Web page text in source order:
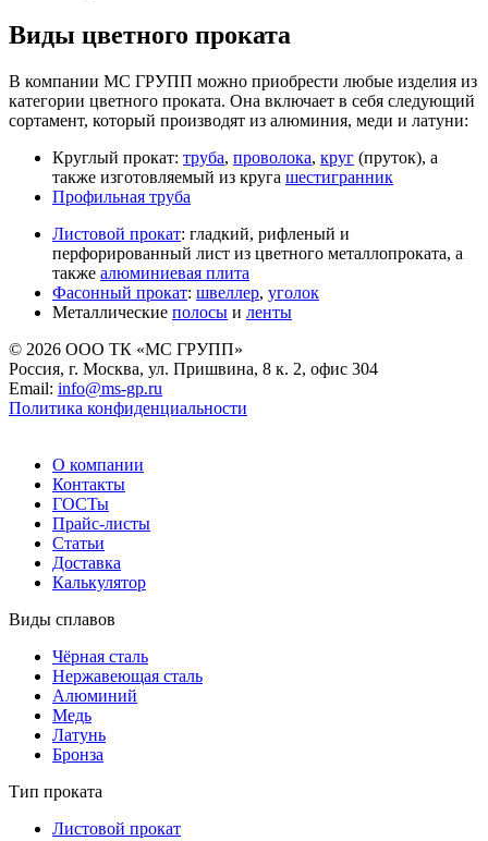
Виды цветного проката
В компании МС ГРУПП можно приобрести любые изделия из
категории цветного проката. Она включает в себя следующий
сортамент, который производят из алюминия, меди и латуни:
Круглый прокат: труба, проволока, круг (пруток), а
также изготовляемый из круга шестигранник
Профильная труба
Листовой прокат: гладкий, рифленый и
перфорированный лист из цветного металлопроката, а
также алюминиевая плита
Фасонный прокат: швеллер, уголок
Металлические полосы и ленты
© 2026 ООО ТК «МС ГРУПП»
Россия, г. Москва, ул. Пришвина, 8 к. 2, офис 304
Email: info@ms-gp.ru
Политика конфиденциальности
О компании
Контакты
ГОСТы
Прайс-листы
Статьи
Доставка
Калькулятор
Виды сплавов
Чёрная сталь
Нержавеющая сталь
Алюминий
Медь
Латунь
Бронза
Тип проката
Листовой прокат